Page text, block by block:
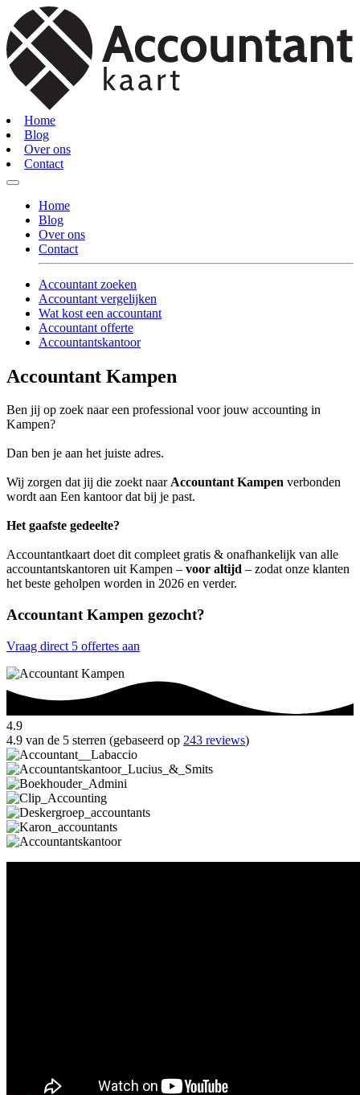
Home
Blog
Over ons
Contact
Home
Blog
Over ons
Contact
Accountant zoeken
Accountant vergelijken
Wat kost een accountant
Accountant offerte
Accountantskantoor
Accountant Kampen
Ben jij op zoek naar een professional voor jouw accounting in
Kampen?
Dan ben je aan het juiste adres.
Wij zorgen dat jij die zoekt naarAccountant Kampen verbonden
wordt aan Een kantoor dat bij je past.
Het gaafste gedeelte?
Accountantkaart doet dit compleet gratis & onafhankelijk van alle
accountantskantoren uit Kampen – voor altijd – zodat onze klanten
het beste geholpen worden in 2026 en verder.
Accountant Kampen gezocht?
Vraag direct 5 offertes aan
4.9
4.9 van de 5 sterren (gebaseerd op 243 reviews)